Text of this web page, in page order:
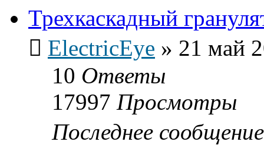
Трехкаскадный
ElectricEye » 21 май
10 Ответы
17997 Просмотры
Последнее